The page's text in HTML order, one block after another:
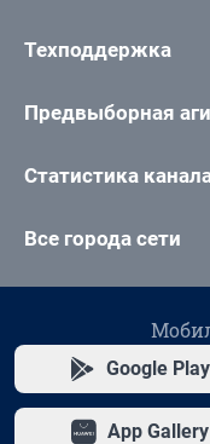
Техподдержка
Предвыборная
Статистика
Все города сети
Google Play
App Gallery